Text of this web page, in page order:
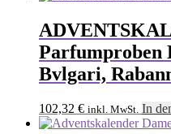
Parfumproben
Bvlgari,
102,32 € inkl. MwSt. In